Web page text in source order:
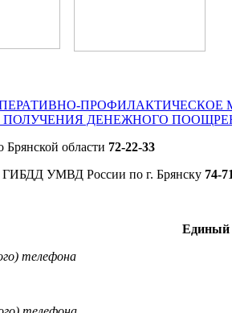
ПРОФИЛАКТИЧЕСКОЕ
ПОЛУЧЕНИЯ ДЕНЕЖНОГО
области 72-22-33
УМВД России по г. Брянску 74-
Единый
телефона